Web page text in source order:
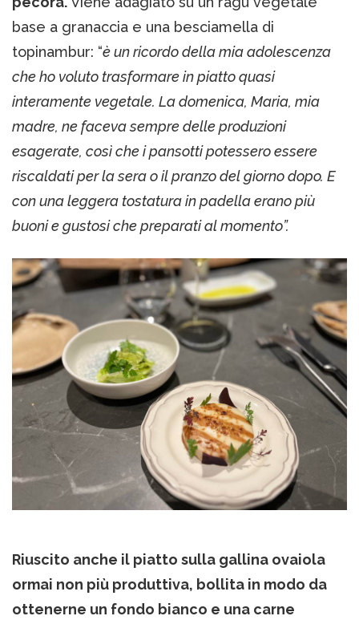
base a granaccia e una besciamella di
topinambur: “è un ricordo della mia adolescenza
che ho voluto trasformare in piatto quasi
interamente vegetale. La domenica, Maria, mia
madre, ne faceva sempre delle produzioni
esagerate, così che i pansotti potessero essere
riscaldati per la sera o il pranzo del giorno dopo. E
con una leggera tostatura in padella erano più
buoni e gustosi che preparati al momento”.
Riuscito anche il piatto sulla gallina ovaiola
ormai non più produttiva, bollita in modo da
ottenerne un fondo bianco e una carne